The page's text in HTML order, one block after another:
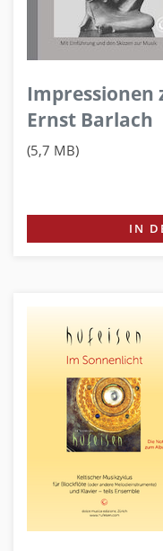
Impressionen
Ernst Barlach
(5,7 MB)
IN